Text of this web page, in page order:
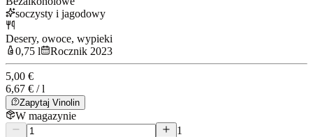
soczysty i jagodowy
Desery, owoce, wypieki
0,75 l
Rocznik 2023
5,00 €
6,67 € / l
Zapytaj Vinolin
W magazynie
1